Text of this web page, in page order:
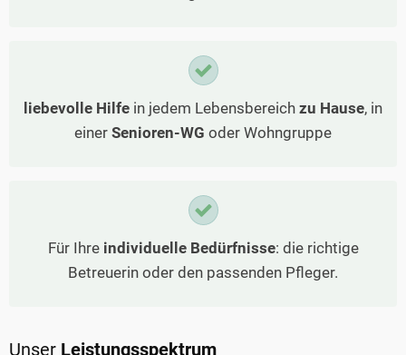
liebevolle Hilfe in jedem Lebensbereich zu Hause, in
einer Senioren-WG oder Wohngruppe
Für Ihre individuelle Bedürfnisse: die richtige
Betreuerin oder den passenden Pfleger.
Unser Leistungsspektrum